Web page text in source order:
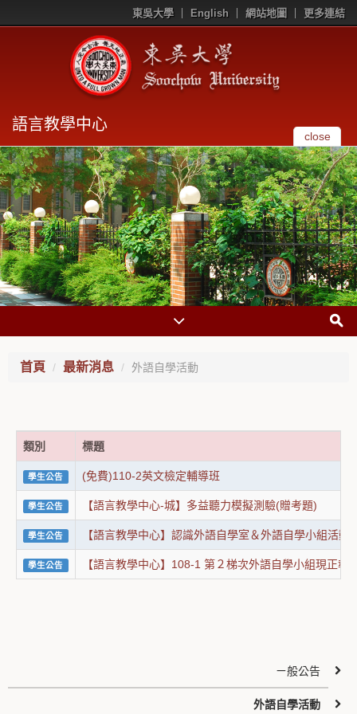
東吳大學 English 網站地圖 更多連結
語言教學中心
close
首頁 最新消息 外語自學活動
類別 標題
學生公告 (免費)110-2英文檢定輔導班
學生公告 【語言教學中心-城】多益聽力模擬測驗(贈考題)
學生公告 【語言教學中心】認識外語自學室＆外語自學小組活動
學生公告 【語言教學中心】108-1 第２梯次外語自學小組現正報
ㄧ般公告
外語自學活動